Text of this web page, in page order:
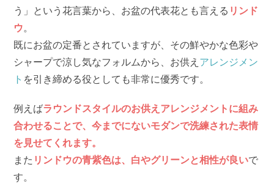
う」という花言葉から、お盆の代表花とも言える リンド
ウ。
既にお盆の定番とされていますが、その鮮やかな色彩や
シャープで涼し気なフォルムから、お供え アレンジメン
ト を引き締める役としても非常に優秀です。
例えばラウンドスタイルのお供えアレンジメントに組み
合わせることで、今までにないモダンで洗練された表情
を見せてくれます。
また リンドウの青紫色は、白やグリーンと相性が良いで
す。